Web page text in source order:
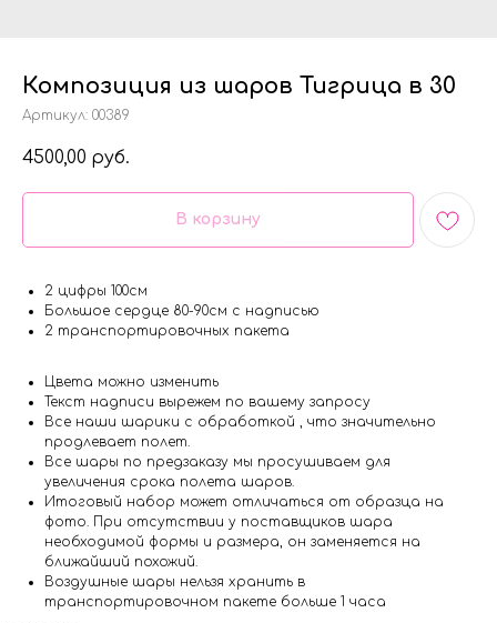
Композиция из шаров Тигрица в 30
Артикул: 00389
4500,00 руб.
В корзину
2 цифры 100см
Большое сердце 80-90см с надписью
2 транспортировочных пакета
Цвета можно изменить
Текст надписи вырежем по вашему запросу
Все наши шарики с обработкой , что значительно
продлевает полет.
Все шары по предзаказу мы просушиваем для
увеличения срока полета шаров.
Итоговый набор может отличаться от образца на
фото. При отсутствии у поставщиков шара
необходимой формы и размера, он заменяется на
ближайший похожий.
Воздушные шары нельзя хранить в
транспортировочном пакете больше 1 часа